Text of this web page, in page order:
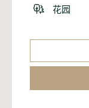
花园